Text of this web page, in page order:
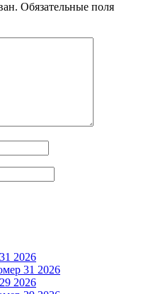
Обязательные поля
2026
31 2026
2026